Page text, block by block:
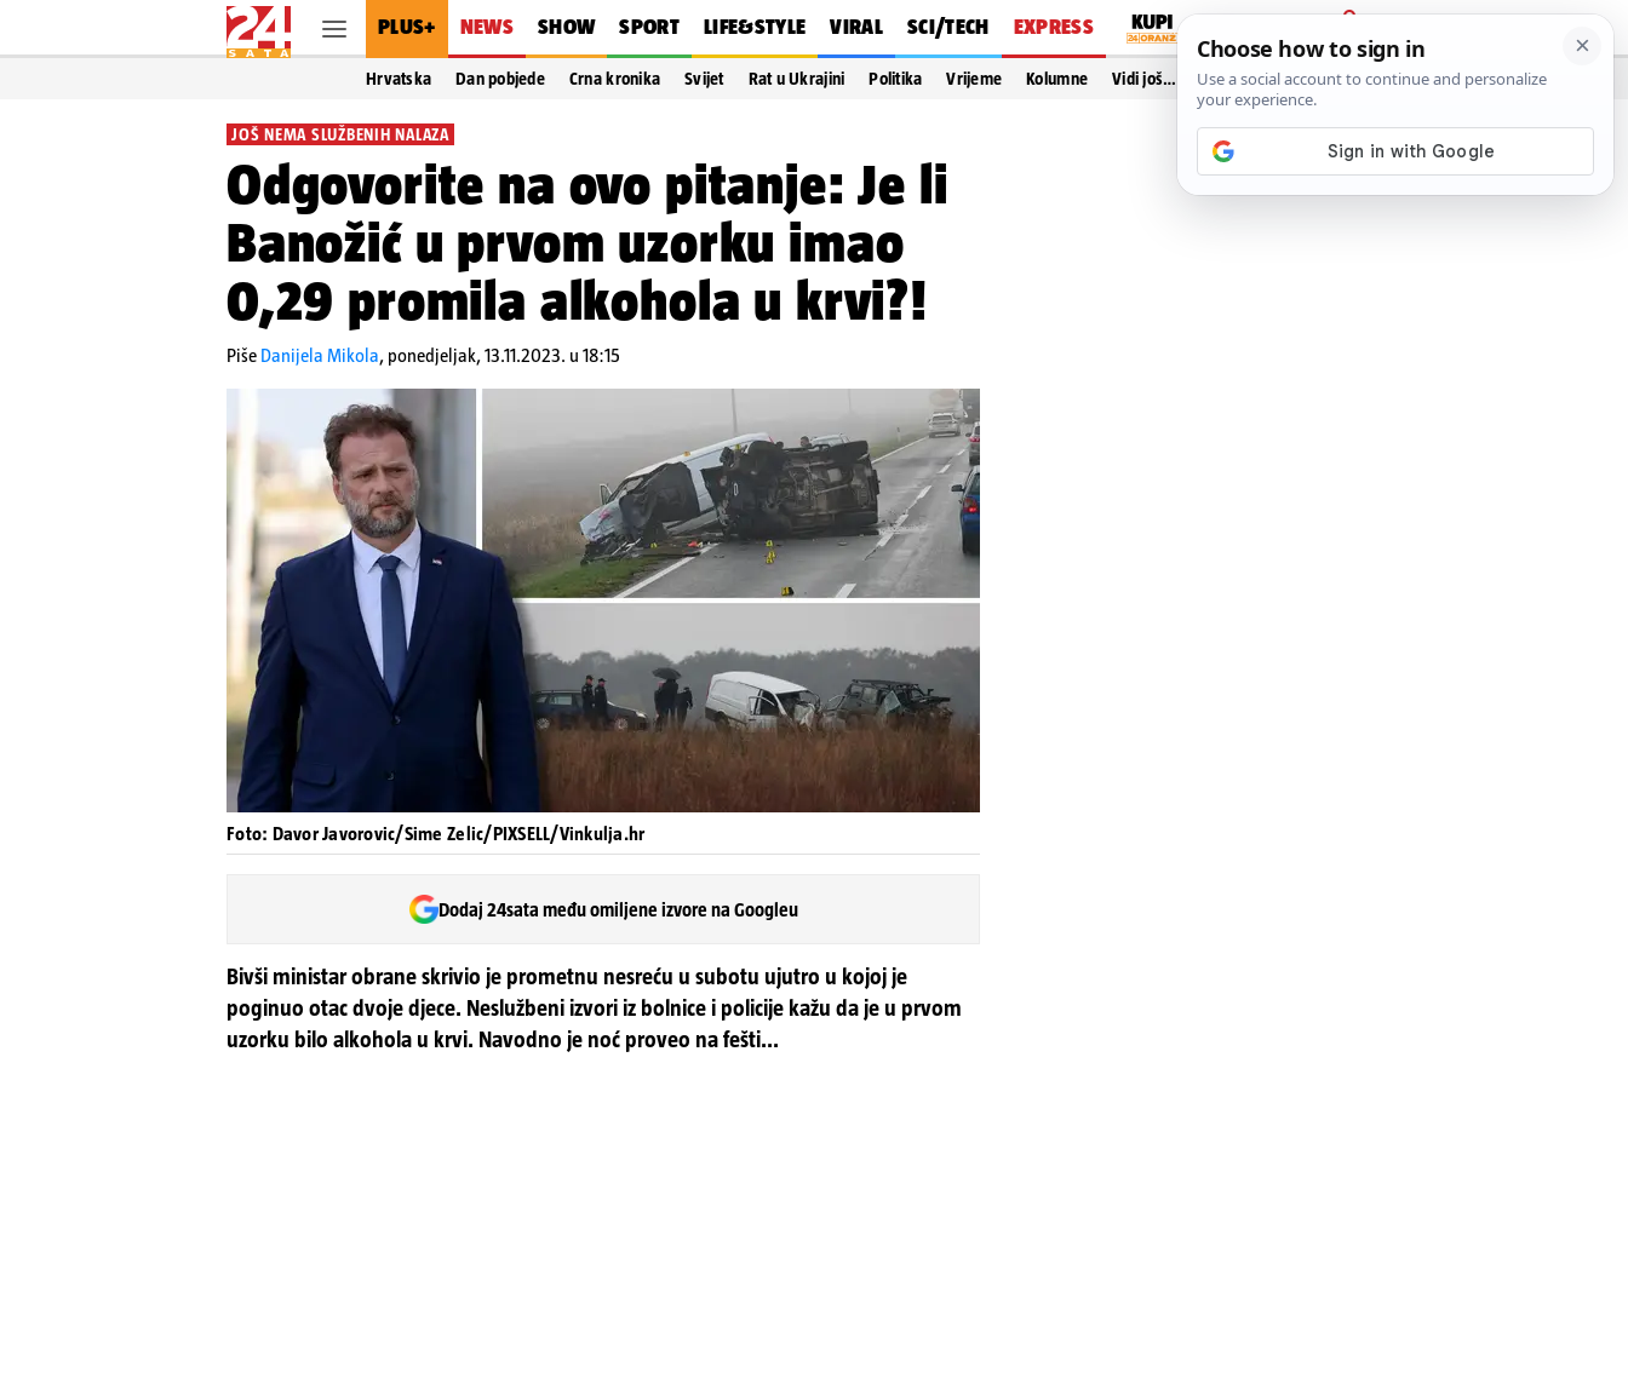
PLUS+ NEWS SHOW SPORT LIFE&STYLE VIRAL SCI/TECH EXPRESS
PRIJAVA
Hrvatska Dan pobjede Crna kronika Svijet Rat u Ukrajini Politika Vrijeme Kolumne Vidi još…
JOŠ NEMA SLUŽBENIH NALAZA
Odgovorite na ovo pitanje: Je li
Banožić u prvom uzorku imao
0,29 promila alkohola u krvi?!
Piše Danijela Mikola, ponedjeljak, 13.11.2023. u 18:15
Foto: Davor Javorovic/Sime Zelic/PIXSELL/Vinkulja.hr
Dodaj 24sata među omiljene izvore na Googleu
Bivši ministar obrane skrivio je prometnu nesreću u subotu ujutro u kojoj je
poginuo otac dvoje djece. Neslužbeni izvori iz bolnice i policije kažu da je u prvom
uzorku bilo alkohola u krvi. Navodno je noć proveo na fešti...